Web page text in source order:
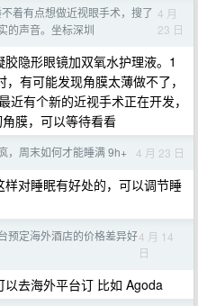
着有点想做近视眼手术，搜了
的声音。坐标深圳
4 月
23 日
隐形眼镜加双氧水护理液。1
有可能发现角膜太薄做不了，
有个新的近视手术正在开发，
膜，可以等待看看
，周末如何才能睡满 9h+ 4 月 23 日
对睡眠有好处的，可以调节睡
预定海外酒店的价格差异好4 月 14
日
去海外平台订 比如 Agoda